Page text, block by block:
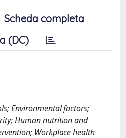
Scheda completa
(DC)
Environmental factors;
Human nutrition and
Workplace health